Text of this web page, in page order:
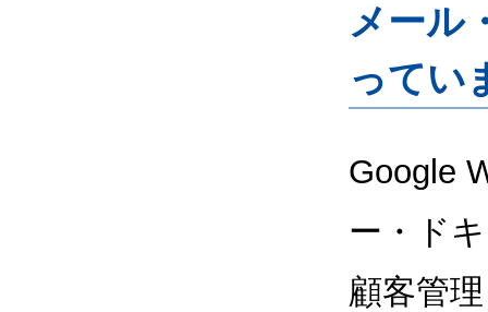
メール
ってい
Google
ー・ド
顧客管